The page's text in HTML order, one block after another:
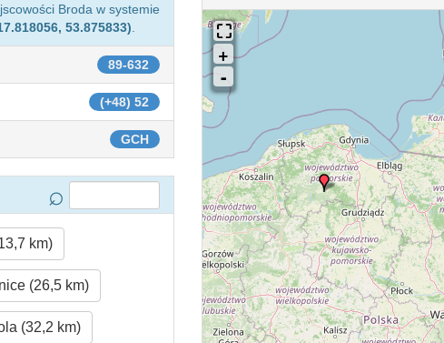
Broda w systemie
53.875833)
89-632
(+48) 52
GCH
km)
(26,5 km)
(32,2 km)